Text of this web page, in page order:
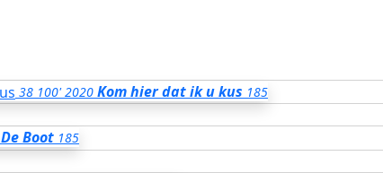
38 100' 2020 Kom hier dat ik u kus 185
De Boot 185